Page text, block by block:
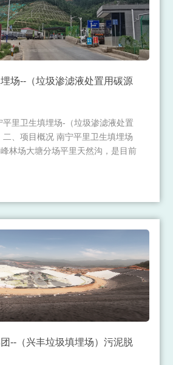
场--（垃圾渗滤液处置用碳源
里卫生填埋场-（垃圾渗滤液处置
二、项目概况 南宁平里卫生填埋场
林场大塘分场平里天然沟，是目前
圾焚烧经固化处理的飞灰和生活垃
--（兴丰垃圾填埋场）污泥脱